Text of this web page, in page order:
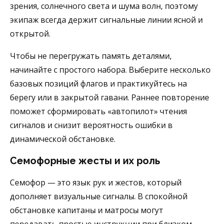
зрения, солнечного света и шума волн, поэтому
экипаж всегда держит сигнальные линии ясной и
открытой.
Чтобы не перегружать память деталями,
начинайте с простого набора. Выберите несколько
базовых позиций флагов и практикуйтесь на
берегу или в закрытой гавани. Раннее повторение
поможет сформировать «автопилот» чтения
сигналов и снизит вероятность ошибки в
динамической обстановке.
Семофорные жесты и их роль
Семофор — это язык рук и жестов, который
дополняет визуальные сигналы. В спокойной
обстановке капитаны и матросы могут